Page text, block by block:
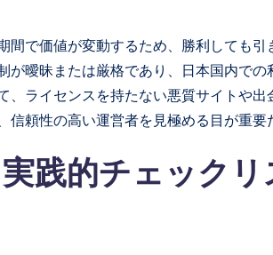
で価値が変動するため、勝利しても引
が曖昧または厳格であり、日本国内での
、ライセンスを持たない悪質サイトや出
頼性の高い運営者を見極める目が重要
践的チェックリ